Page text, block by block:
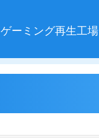
ゲーミング再生工場